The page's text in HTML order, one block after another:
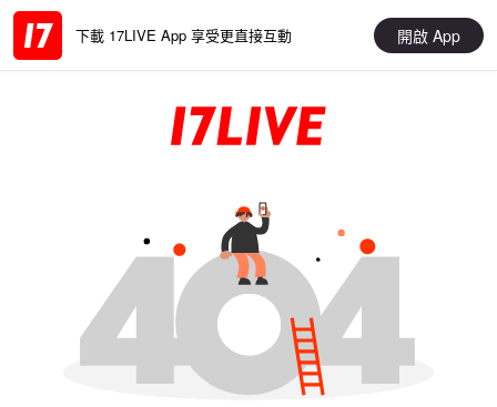
下載 17LIVE App 享受更直接互動 開啟 App